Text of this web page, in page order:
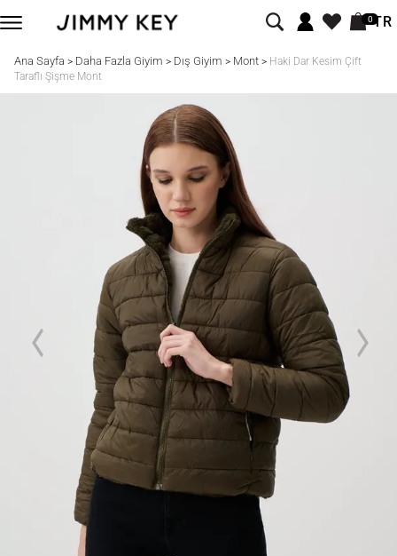
0TR
Ana Sayfa > Daha Fazla Giyim > Dış Giyim > Mont> Haki Dar Kesim Çift
Taraflı Şişme Mont